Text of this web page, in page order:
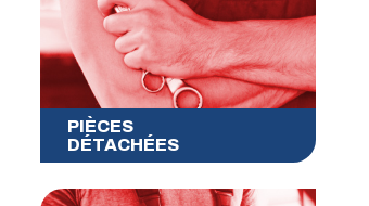
PIÈCES
DÉTACHÉES